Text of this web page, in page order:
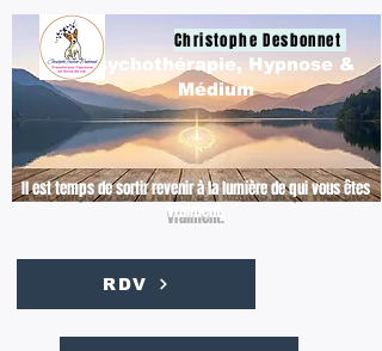
Christophe Desbonnet
Il est temps de sortir revenir à la lumière de qui vous êtes
vraiment.
Psychothérapie, Hypnose &
Médium
RDV